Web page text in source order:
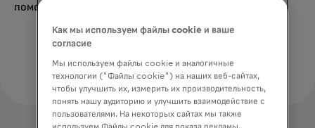
помощи в самые критические моменты.
Как мы используем файлы cookie и ваше
согласие
Мы используем файлы cookie и аналогичные
технологии ("Файлы cookie") на наших веб-сайтах,
чтобы улучшить их, измерить их производительность,
понять нашу аудиторию и улучшить взаимодействие с
пользователями. На некоторых сайтах мы также